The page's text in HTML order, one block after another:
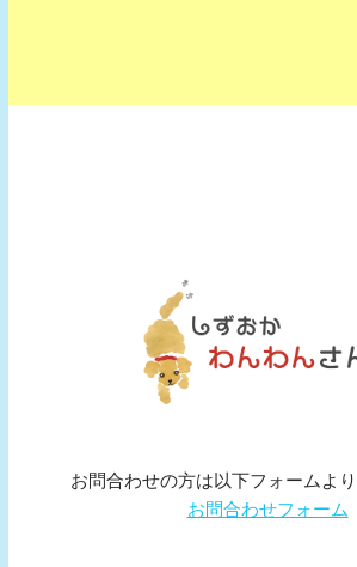
お問合わせの方は以下フォームよ
お問合わせフォーム